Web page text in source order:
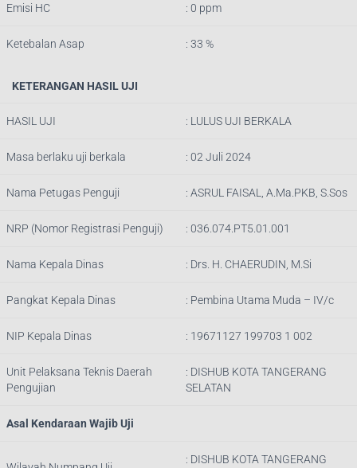
Emisi HC : 0 ppm
Ketebalan Asap : 33 %
KETERANGAN HASIL UJI
HASIL UJI : LULUS UJI BERKALA
Masa berlaku uji berkala : 02 Juli 2024
Nama Petugas Penguji : ASRUL FAISAL, A.Ma.PKB, S.Sos
NRP (Nomor Registrasi Penguji) : 036.074.PT5.01.001
Nama Kepala Dinas : Drs. H. CHAERUDIN, M.Si
Pangkat Kepala Dinas : Pembina Utama Muda – IV/c
NIP Kepala Dinas : 19671127 199703 1 002
Unit Pelaksana Teknis Daerah
Pengujian
: DISHUB KOTA TANGERANG
SELATAN
Asal Kendaraan Wajib Uji
: DISHUB KOTA TANGERANG